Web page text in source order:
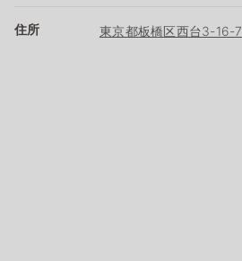
住所 東京都板橋区西台3-16-7